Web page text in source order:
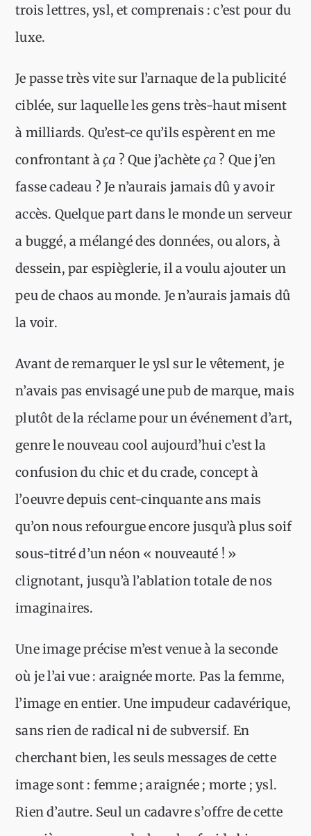
trois lettres, ysl, et comprenais : c’est pour du
luxe.
Je passe très vite sur l’arnaque de la publicité
ciblée, sur laquelle les gens très-haut misent
à milliards. Qu’est-ce qu’ils espèrent en me
confrontant àça ? Que j’achète ça ? Que j’en
fasse cadeau ? Je n’aurais jamais dû y avoir
accès. Quelque part dans le monde un serveur
a buggé, a mélangé des données, ou alors, à
dessein, par espièglerie, il a voulu ajouter un
peu de chaos au monde. Je n’aurais jamais dû
la voir.
Avant de remarquer le ysl sur le vêtement, je
n’avais pas envisagé une pub de marque, mais
plutôt de la réclame pour un événement d’art,
genre le nouveau cool aujourd’hui c’est la
confusion du chic et du crade, concept à
l’oeuvre depuis cent-cinquante ans mais
qu’on nous refourgue encore jusqu’à plus soif
sous-titré d’un néon « nouveauté ! »
clignotant, jusqu’à l’ablation totale de nos
imaginaires.
Une image précise m’est venue à la seconde
où je l’ai vue : araignée morte. Pas la femme,
l’image en entier. Une impudeur cadavérique,
sans rien de radical ni de subversif. En
cherchant bien, les seuls messages de cette
image sont : femme ; araignée ; morte ; ysl.
Rien d’autre. Seul un cadavre s’offre de cette